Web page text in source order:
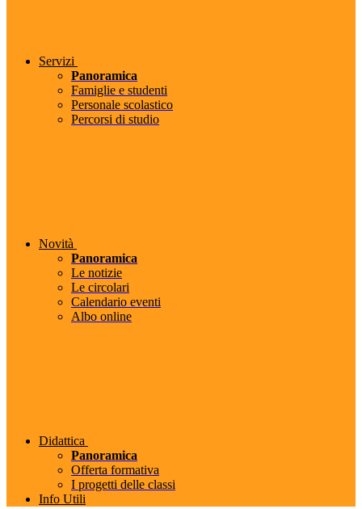
Servizi
Panoramica
Famiglie e studenti
Personale scolastico
Percorsi di studio
Novità
Panoramica
Le notizie
Le circolari
Calendario eventi
Albo online
Didattica
Panoramica
Offerta formativa
I progetti delle classi
Info Utili